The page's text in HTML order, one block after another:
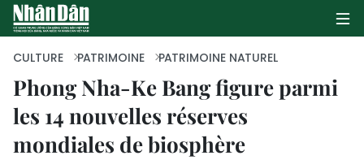
PAGE D'ACCUEIL
POLITIQUE
CULTURE PATRIMOINE PATRIMOINE NATUREL
Phong Nha-Ke Bang figure parmi
les 14 nouvelles réserves
mondiales de biosphère